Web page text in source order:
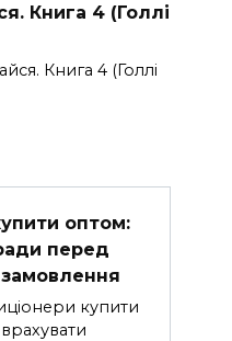
Книга 4 (Голлі
Книга 4 (Голлі
оптом:
перед
купити